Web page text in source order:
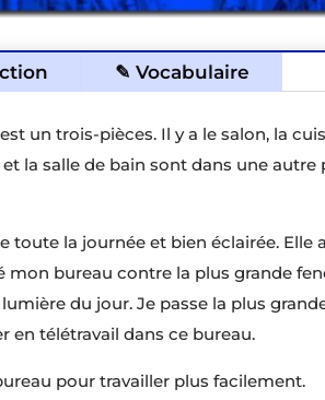
✎ Vocabulaire
un trois-pièces. Il y a le salon, la
la salle de bain sont dans une autre
toute la journée et bien éclairée. Elle
mon bureau contre la plus grande
du jour. Je passe la plus
en télétravail dans ce bureau.
pour travailler plus facilement.